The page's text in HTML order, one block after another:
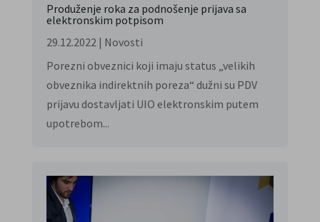
Produženje roka za podnošenje prijava sa
elektronskim potpisom
29.12.2022 | Novosti
Porezni obveznici koji imaju status „velikih
obveznika indirektnih poreza“ dužni su PDV
prijavu dostavljati UIO elektronskim putem
upotrebom...